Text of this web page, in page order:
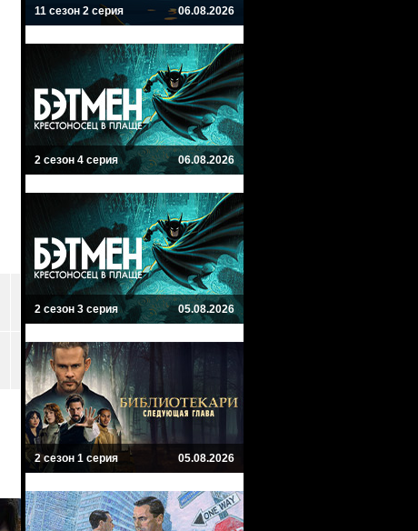
11 сезон 2 серия 06.08.2026
2 сезон 4 серия 06.08.2026
2 сезон 3 серия 05.08.2026
2 сезон 1 серия 05.08.2026